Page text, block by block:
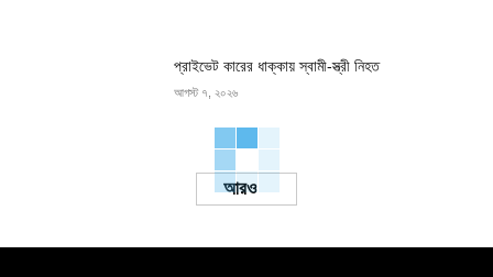
প্রাইভেট কারের ধাক্কায় স্বামী-স্ত্রী নিহত
আগস্ট ৭, ২০২৬
Load more